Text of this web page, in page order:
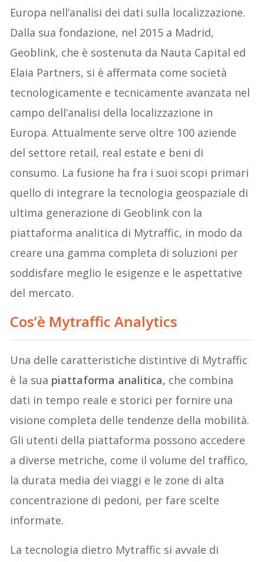
Europa nell’analisi dei dati sulla localizzazione.
Dalla sua fondazione, nel 2015 a Madrid,
Geoblink, che è sostenuta da Nauta Capital ed
Elaia Partners, si è affermata come società
tecnologicamente e tecnicamente avanzata nel
campo dell’analisi della localizzazione in
Europa. Attualmente serve oltre 100 aziende
del settore retail, real estate e beni di
consumo. La fusione ha fra i suoi scopi primari
quello di integrare la tecnologia geospaziale di
ultima generazione di Geoblink con la
piattaforma analitica di Mytraffic, in modo da
creare una gamma completa di soluzioni per
soddisfare meglio le esigenze e le aspettative
del mercato.
Cos’è Mytraffic Analytics
Una delle caratteristiche distintive di Mytraffic
è la sua piattaforma analitica, che combina
dati in tempo reale e storici per fornire una
visione completa delle tendenze della mobilità.
Gli utenti della piattaforma possono accedere
a diverse metriche, come il volume del traffico,
la durata media dei viaggi e le zone di alta
concentrazione di pedoni, per fare scelte
informate.
La tecnologia dietro Mytraffic si avvale di